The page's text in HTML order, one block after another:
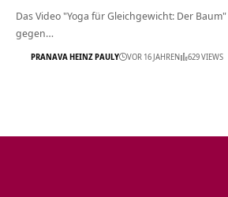
Das Video "Yoga für Gleichgewicht: Der
gegen…
PRANAVA HEINZ PAULY VOR 16 JAHREN 629 VIEWS